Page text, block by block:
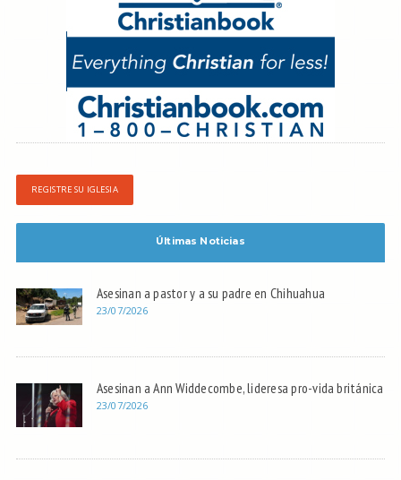
REGISTRE SU IGLESIA
Últimas Noticias
Asesinan a pastor y a su padre en Chihuahua
23/07/2026
Asesinan a Ann Widdecombe, lideresa pro-vida británica
23/07/2026